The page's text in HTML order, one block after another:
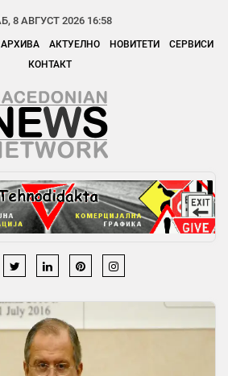
8 АВГУСТ 2026 16:58
АРХИВА АКТУЕЛНО НОВИТЕТИ
СЕРВИСИ
КОНТАКТ